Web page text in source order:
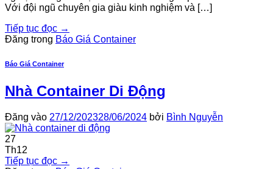
Với đội ngũ chuyên gia giàu kinh nghiệm và […]
Tiếp tục đọc →
Đăng trong Báo Giá Container
Báo Giá Container
Nhà Container Di Động
Đăng vào 27/12/202328/06/2024 bởi Bình Nguyễn
27
Th12
Tiếp tục đọc →